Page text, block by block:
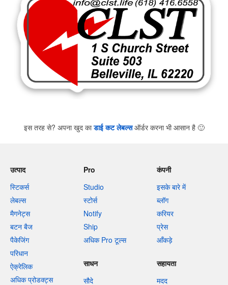
इस तरह से? अपना खुद काडाई कट लेबल्सऑर्डर करना भी आसान है 🙂
उत्पाद
स्टिकर्स
लेबल्स
मैगनेट्स
बटन बैज
पैकेजिंग
परिधान
ऐक्रेलिक
अधिक प्रोडक्ट्स
Pro
Studio
स्टोर्स
Notify
Ship
अधिक Pro टूल्स
कंपनी
इसके बारे में
ब्लॉग
करियर
प्रेस
आँकड़े
साधन
सौदे
सहायता
मदद